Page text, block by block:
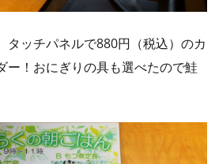
タッチパネルで880円（税込）のカ
ー！おにぎりの具も選べたので鮭